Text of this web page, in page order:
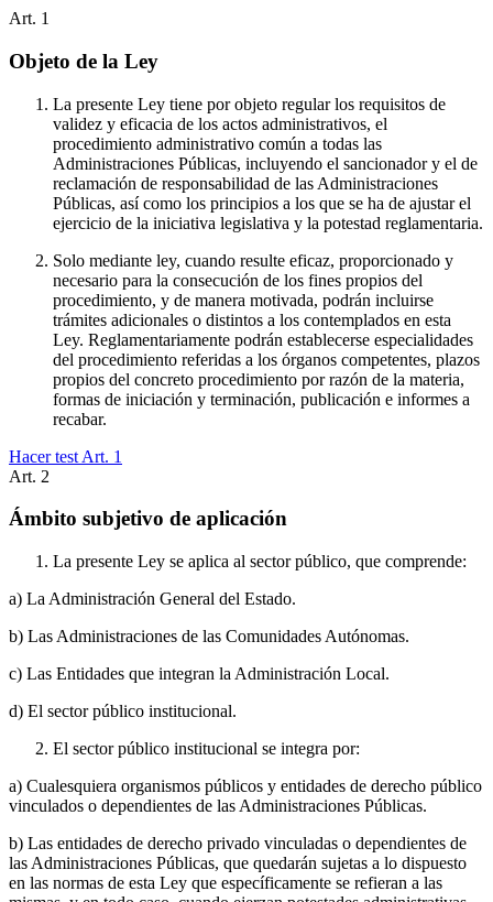
Art. 1
Objeto de la Ley
La presente Ley tiene por objeto regular los requisitos de
validez y eficacia de los actos administrativos, el
procedimiento administrativo común a todas las
Administraciones Públicas, incluyendo el sancionador y el de
reclamación de responsabilidad de las Administraciones
Públicas, así como los principios a los que se ha de ajustar el
ejercicio de la iniciativa legislativa y la potestad reglamentaria.
Solo mediante ley, cuando resulte eficaz, proporcionado y
necesario para la consecución de los fines propios del
procedimiento, y de manera motivada, podrán incluirse
trámites adicionales o distintos a los contemplados en esta
Ley. Reglamentariamente podrán establecerse especialidades
del procedimiento referidas a los órganos competentes, plazos
propios del concreto procedimiento por razón de la materia,
formas de iniciación y terminación, publicación e informes a
recabar.
Hacer test Art. 1
Art. 2
Ámbito subjetivo de aplicación
La presente Ley se aplica al sector público, que comprende:
a) La Administración General del Estado.
b) Las Administraciones de las Comunidades Autónomas.
c) Las Entidades que integran la Administración Local.
d) El sector público institucional.
El sector público institucional se integra por:
a) Cualesquiera organismos públicos y entidades de derecho público
vinculados o dependientes de las Administraciones Públicas.
b) Las entidades de derecho privado vinculadas o dependientes de
las Administraciones Públicas, que quedarán sujetas a lo dispuesto
en las normas de esta Ley que específicamente se refieran a las